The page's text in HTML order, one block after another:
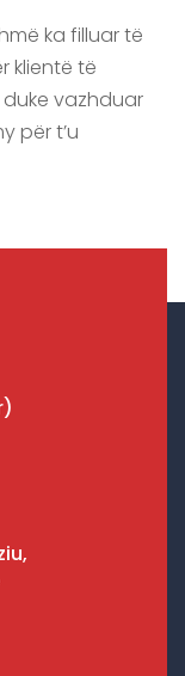
ka filluar të
klientë të
vazhduar
për t’u